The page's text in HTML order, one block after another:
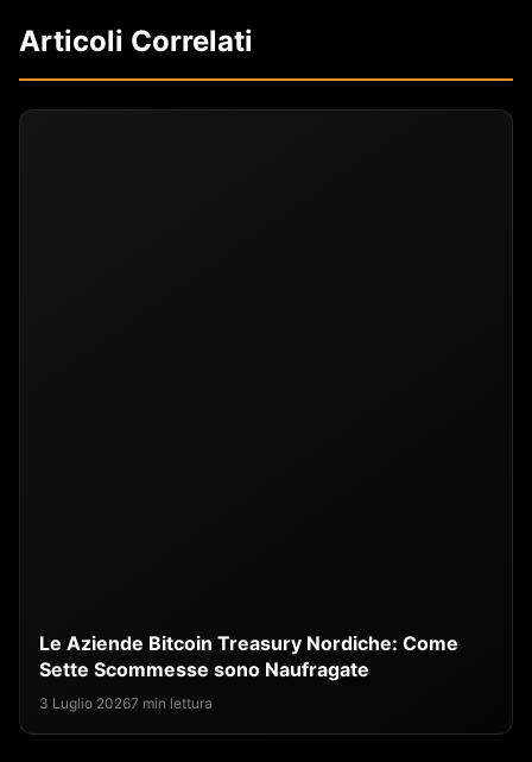
Articoli Correlati
Le Aziende Bitcoin Treasury Nordiche: Come
Sette Scommesse sono Naufragate
3 Luglio 20267 min lettura